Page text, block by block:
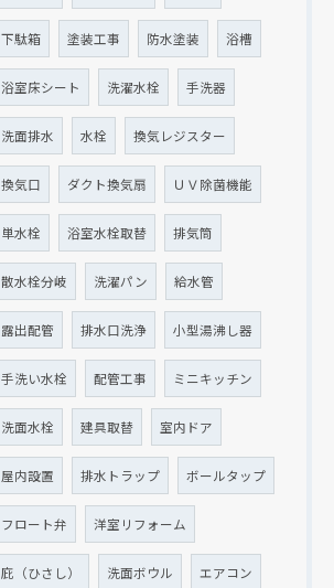
下駄箱 塗装工事 防水塗装 浴槽
浴室床シート 洗濯水栓 手洗器
洗面排水 水栓 換気レジスター
換気口 ダクト換気扇 ＵＶ除菌機能
単水栓 浴室水栓取替 排気筒
散水栓分岐 洗濯パン 給水管
露出配管 排水口洗浄 小型湯沸し器
手洗い水栓 配管工事 ミニキッチン
洗面水栓 建具取替 室内ドア
屋内設置 排水トラップ ボールタップ
フロート弁 洋室リフォーム
庇（ひさし） 洗面ボウル エアコン